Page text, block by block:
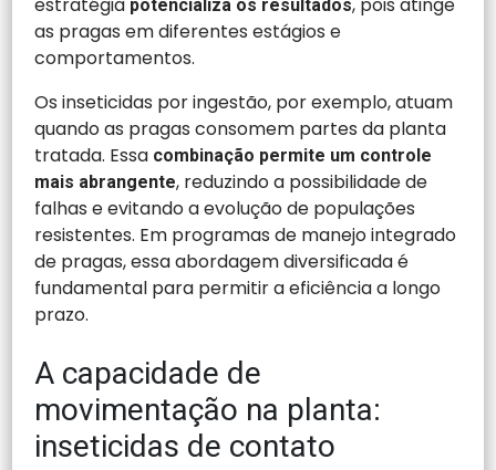
potencializa os resultados
as pragas em diferentes estágios e
comportamentos.
Os inseticidas por ingestão, por exemplo, atuam
quando as pragas consomem partes da planta
tratada. Essa combinação permite um controle
mais abrangente, reduzindo a possibilidade de
falhas e evitando a evolução de populações
resistentes. Em programas de manejo integrado
de pragas, essa abordagem diversificada é
fundamental para permitir a eficiência a longo
prazo.
A capacidade de
movimentação na planta:
inseticidas de contato